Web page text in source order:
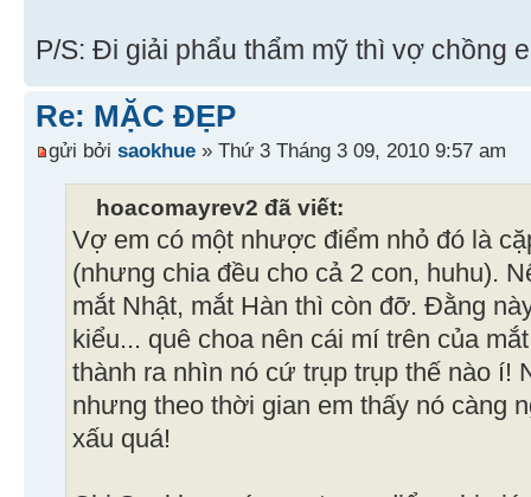
P/S: Đi giải phẩu thẩm mỹ thì vợ chồng
Re: MẶC ĐẸP
gửi bởi saokhue » Thứ 3 Tháng 3 09, 2010 9:57 am
hoacomayrev2 đã viết:
Vợ em có một nhược điểm nhỏ đó là
(nhưng chia đều cho cả 2 con, huhu).
mắt Nhật, mắt Hàn thì còn đỡ. Đằng
kiểu... quê choa nên cái mí trên của
thành ra nhìn nó cứ trụp trụp thế nào í!
nhưng theo thời gian em thấy nó càng
xấu quá!